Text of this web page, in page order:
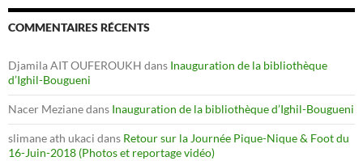
COMMENTAIRES RÉCENTS
Djamila AIT OUFEROUKH dans Inauguration de la bibliothèque
d’Ighil-Bougueni
Nacer Mezianedans Inauguration de la bibliothèque d’Ighil-Bougueni
slimane ath ukaci dans Retour sur la Journée Pique-Nique & Foot du
16-Juin-2018 (Photos et reportage vidéo)